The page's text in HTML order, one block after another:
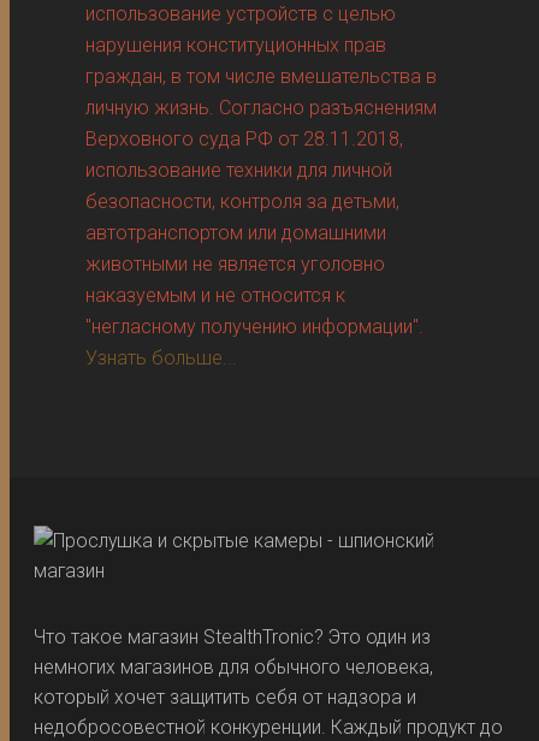
использование устройств с целью
нарушения конституционных прав
граждан, в том числе вмешательства в
личную жизнь. Согласно разъяснениям
Верховного суда РФ от 28.11.2018,
использование техники для личной
безопасности, контроля за детьми,
автотранспортом или домашними
животными не является уголовно
наказуемым и не относится к
"негласному получению информации".
Узнать больше...
Что такое магазин StealthTronic? Это один из
немногих магазинов для обычного человека,
который хочет защитить себя от надзора и
недобросовестной конкуренции. Каждый продукт до